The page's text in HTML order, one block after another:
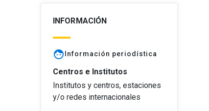
INFORMACIÓN
face Información periodística
Centros e Institutos
Institutos y centros, estaciones
y/o redes internacionales